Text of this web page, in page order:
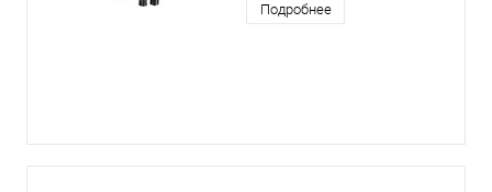
Подробнее